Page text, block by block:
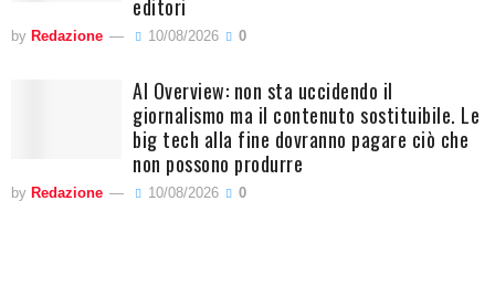
editori
by Redazione 10/08/2026 0
AI Overview: non sta uccidendo il
giornalismo ma il contenuto sostituibile. Le
big tech alla fine dovranno pagare ciò che
non possono produrre
by Redazione 10/08/2026 0